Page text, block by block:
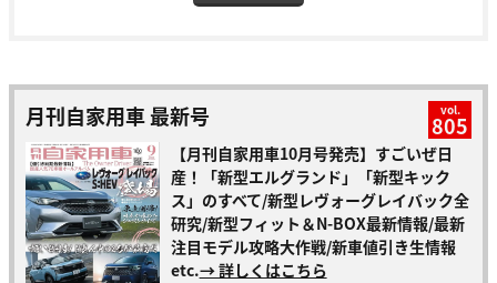
月刊自家用車 最新号 vol.
805
【月刊自家用車10月号発売】すごいぜ日
産！「新型エルグランド」「新型キック
ス」のすべて/新型レヴォーグレイバック全
研究/新型フィット＆N-BOX最新情報/最新
注目モデル攻略大作戦/新車値引き生情報
etc.→ 詳しくはこちら